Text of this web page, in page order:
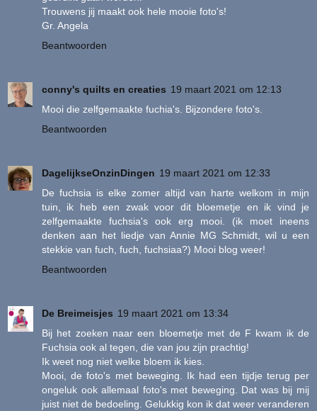
Trouwens jij maakt ook hele mooie foto's!
Gr. Angela
Beantwoorden
conny's quilts en creaties 19 maart 2021 om 12:13
Mooi die zelfgemaakte fuchia's. Bijzondere foto's.
Beantwoorden
DagelijkseOnzinDingen 19 maart 2021 om 12:33
De fuchsia is elke zomer altijd van harte welkom in mijn
tuin, ik heb een zwak voor dit bloemetje en ik vind je
zelfgemaakte fuchsia's ook erg mooi. (ik moet ineens
denken aan het liedje van Annie MG Schmidt, wil u een
stekkie van fuch, fuch, fuchsiaa?) Mooi blog weer!
Beantwoorden
De Breimeisjes 19 maart 2021 om 13:34
Bij het zoeken naar een bloemetje met de F kwam ik de
Fuchsia ook al tegen, die van jou zijn prachtig!
Ik weet nog niet welke bloem ik kies.
Mooi, de foto's met beweging. Ik had een tijdje terug per
ongeluk ook allemaal foto's met beweging. Dat was bij mij
juist niet de bedoeling. Gelukkig kon ik dat weer veranderen